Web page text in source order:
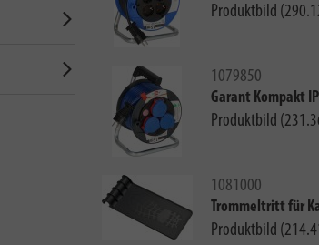
Produktbild
1079850
Garant Kompakt
Produktbild
1081000
Trommeltritt für
Produktbild